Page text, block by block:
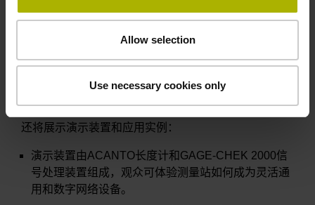
Allow selection
Use necessary cookies only
ETEL的ILF+无铁芯直线电机搭配IWM+磁轨为苛刻检
测扫描应用提供理想的选择，这些应用需要在高速运
还将展示演示装置和应用实例：
演示装置由ACANTO长度计和GAGE-CHEK 2000信
号处理装置组成，观众可体验测量站如何成为灵活通
用和数字网络设备。